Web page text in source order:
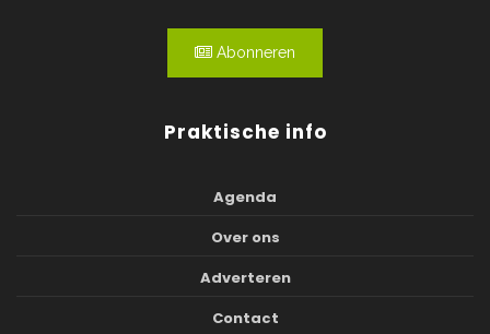
Abonneren
Praktische info
Agenda
Over ons
Adverteren
Contact